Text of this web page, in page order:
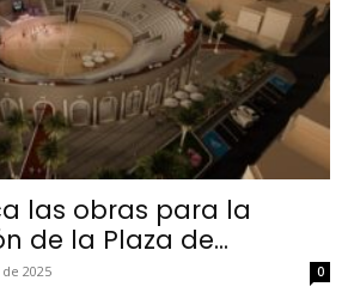
las obras para la
de la Plaza de...
2025 0